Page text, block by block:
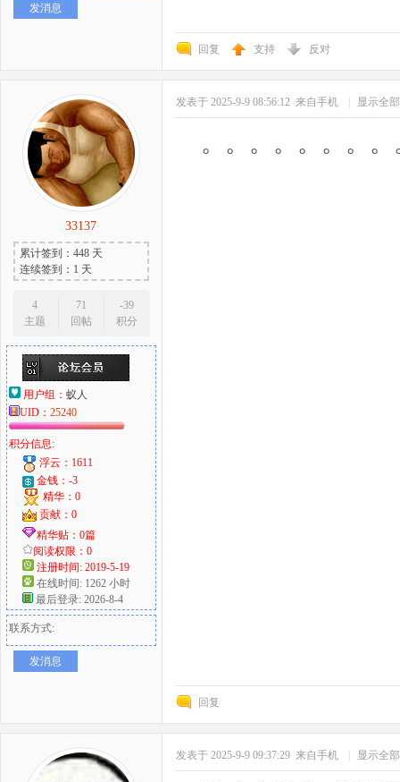
发消息
回复 支持 反对
33137
累计签到：448 天
连续签到：1 天
4
主题
71
回帖
-39
积分
用户组： 蚁人
UID： 25240
积分信息:
浮云：1611
金钱：-3
精华：0
贡献：0
精华贴：0篇
阅读权限：0
注册时间: 2019-5-19
在线时间: 1262 小时
最后登录: 2026-8-4
联系方式:
发消息
发表于 2025-9-9 08:56:12 来自手机 显示全
。。。。。。。
回复
发表于 2025-9-9 09:37:29 来自手机 显示全